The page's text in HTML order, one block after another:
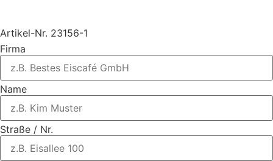
Artikel-Nr. 23156-1
Firma
Name
Straße / Nr.